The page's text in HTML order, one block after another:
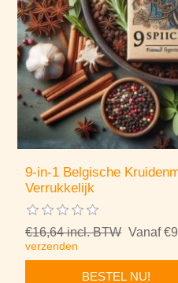
9-in-1 Belgische
Verrukkelijk
€16,64 incl. BTW Vanaf
verzenden
BESTEL NU!